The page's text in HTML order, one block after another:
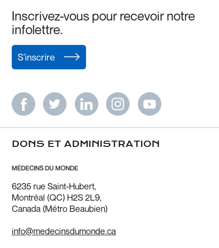
Inscrivez-vous pour recevoir notre
infolettre.
S'inscrire
DONS ET ADMINISTRATION
MÉDECINS DU MONDE
6235 rue Saint-Hubert,
Montréal (QC) H2S 2L9,
Canada (Métro Beaubien)
info@medecinsdumonde.ca